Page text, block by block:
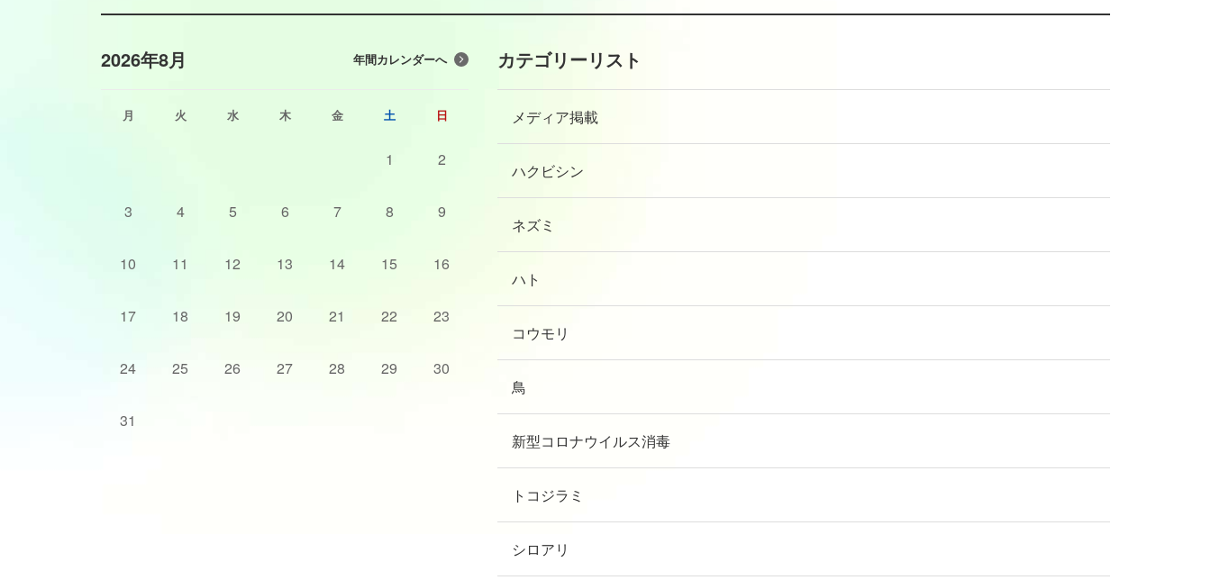
2026年8月 年間カレンダーへ
月 火 水 木 金 土 日
1 2
3 4 5 6 7 8 9
10 11 12 13 14 15 16
17 18 19 20 21 22 23
24 25 26 27 28 29 30
31
カテゴリーリスト
メディア掲載
ハクビシン
ネズミ
ハト
コウモリ
鳥
新型コロナウイルス消毒
トコジラミ
シロアリ